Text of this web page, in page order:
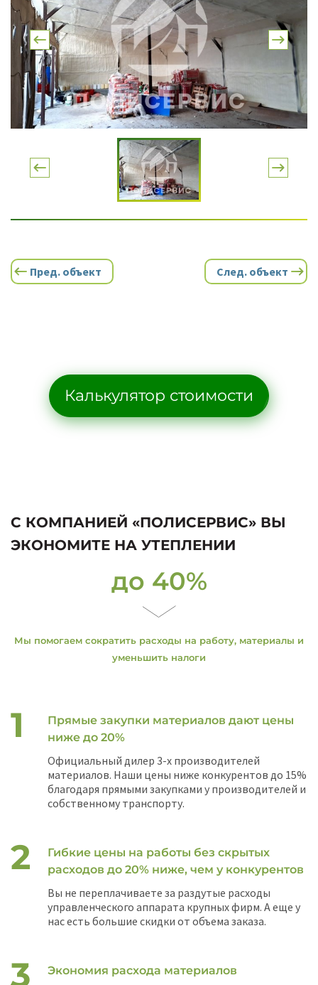
Пред. объект След. объект
Калькулятор стоимости
С КОМПАНИЕЙ «ПОЛИСЕРВИС» ВЫ
ЭКОНОМИТЕ НА УТЕПЛЕНИИ
до 40%
Мы помогаем сократить расходы на работу, материалы и
уменьшить налоги
Прямые закупки материалов дают цены
ниже до 20%
Официальный дилер 3-х производителей
материалов. Наши цены ниже конкурентов до 15%
благодаря прямыми закупками у производителей и
собственному транспорту.
Гибкие цены на работы без скрытых
расходов до 20% ниже, чем у конкурентов
Вы не переплачиваете за раздутые расходы
управленческого аппарата крупных фирм. А еще у
нас есть большие скидки от объема заказа.
Экономия расхода материалов